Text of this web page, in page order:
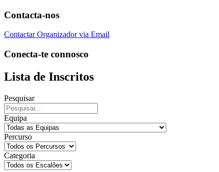
Contacta-nos
Contactar Organizador via Email
Conecta-te connosco
Lista de Inscritos
Pesquisar
Equipa
Percurso
Categoria